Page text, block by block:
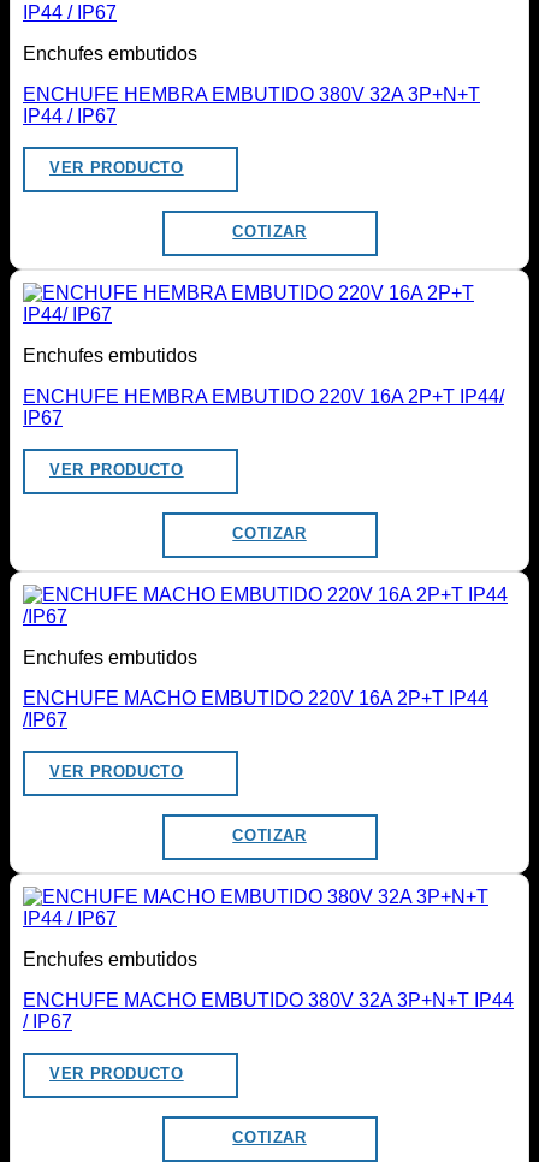
Enchufes embutidos
ENCHUFE HEMBRA EMBUTIDO 380V 32A 3P+N+T
IP44 / IP67
VER PRODUCTO
COTIZAR
Enchufes embutidos
ENCHUFE HEMBRA EMBUTIDO 220V 16A 2P+T IP44/
IP67
VER PRODUCTO
COTIZAR
Enchufes embutidos
ENCHUFE MACHO EMBUTIDO 220V 16A 2P+T IP44
/IP67
VER PRODUCTO
COTIZAR
Enchufes embutidos
ENCHUFE MACHO EMBUTIDO 380V 32A 3P+N+T IP44
/ IP67
VER PRODUCTO
COTIZAR